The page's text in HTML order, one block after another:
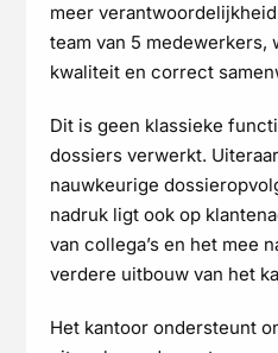
meer
team van 5 medewerkers,
kwaliteit en correct
Dit is geen klassieke
dossiers verwerkt.
nauwkeurige
nadruk ligt ook op
van collega’s en het mee
verdere uitbouw van het
Het kantoor ondersteunt